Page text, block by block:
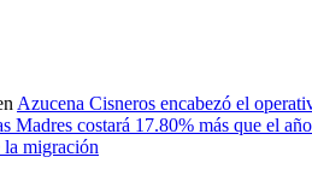
Azucena Cisneros encabezó el
Madres costará 17.80% más que el
la migración